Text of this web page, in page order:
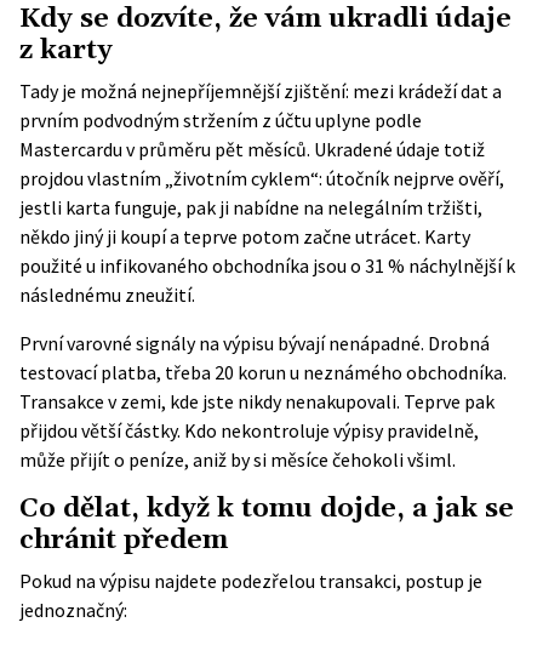
Kdy se dozvíte, že vám ukradli údaje
z karty
Tady je možná nejnepříjemnější zjištění: mezi krádeží dat a
prvním podvodným stržením z účtu uplyne podle
Mastercardu v průměru pět měsíců. Ukradené údaje totiž
projdou vlastním „životním cyklem“: útočník nejprve ověří,
jestli karta funguje, pak ji nabídne na nelegálním tržišti,
někdo jiný ji koupí a teprve potom začne utrácet. Karty
použité u infikovaného obchodníka jsou o 31 % náchylnější k
následnému zneužití.
První varovné signály na výpisu bývají nenápadné. Drobná
testovací platba, třeba 20 korun u neznámého obchodníka.
Transakce v zemi, kde jste nikdy nenakupovali. Teprve pak
přijdou větší částky. Kdo nekontroluje výpisy pravidelně,
může přijít o peníze, aniž by si měsíce čehokoli všiml.
Co dělat, když k tomu dojde, a jak se
chránit předem
Pokud na výpisu najdete podezřelou transakci, postup je
jednoznačný: